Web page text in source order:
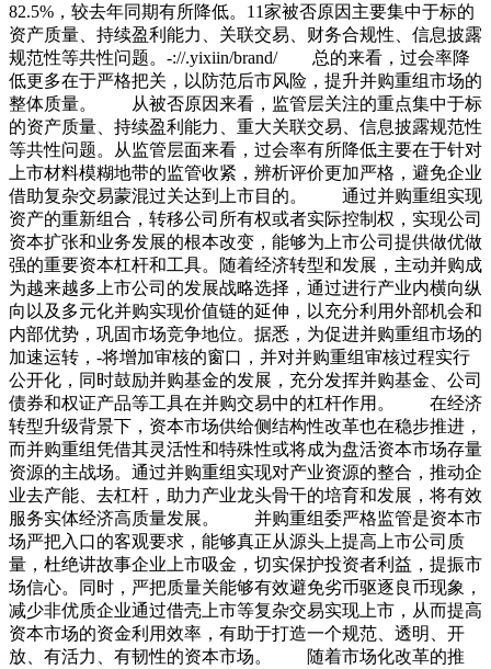
82.5%，较去年同期有所降低。11家被否原因主要集中于标的
资产质量、持续盈利能力、关联交易、财务合规性、信息披露
规范性等共性问题。-://.yixiin/brand/ 总的来看，过会率降
低更多在于严格把关，以防范后市风险，提升并购重组市场的
整体质量。 从被否原因来看，监管层关注的重点集中于标
的资产质量、持续盈利能力、重大关联交易、信息披露规范性
等共性问题。从监管层面来看，过会率有所降低主要在于针对
上市材料模糊地带的监管收紧，辨析评价更加严格，避免企业
借助复杂交易蒙混过关达到上市目的。 通过并购重组实现
资产的重新组合，转移公司所有权或者实际控制权，实现公司
资本扩张和业务发展的根本改变，能够为上市公司提供做优做
强的重要资本杠杆和工具。随着经济转型和发展，主动并购成
为越来越多上市公司的发展战略选择，通过进行产业内横向纵
向以及多元化并购实现价值链的延伸，以充分利用外部机会和
内部优势，巩固市场竞争地位。据悉，为促进并购重组市场的
加速运转，-将增加审核的窗口，并对并购重组审核过程实行
公开化，同时鼓励并购基金的发展，充分发挥并购基金、公司
债券和权证产品等工具在并购交易中的杠杆作用。 在经济
转型升级背景下，资本市场供给侧结构性改革也在稳步推进，
而并购重组凭借其灵活性和特殊性或将成为盘活资本市场存量
资源的主战场。通过并购重组实现对产业资源的整合，推动企
业去产能、去杠杆，助力产业龙头骨干的培育和发展，将有效
服务实体经济高质量发展。 并购重组委严格监管是资本市
场严把入口的客观要求，能够真正从源头上提高上市公司质
量，杜绝讲故事企业上市吸金，切实保护投资者利益，提振市
场信心。同时，严把质量关能够有效避免劣币驱逐良币现象，
减少非优质企业通过借壳上市等复杂交易实现上市，从而提高
资本市场的资金利用效率，有助于打造一个规范、透明、开
放、有活力、有韧性的资本市场。 随着市场化改革的推